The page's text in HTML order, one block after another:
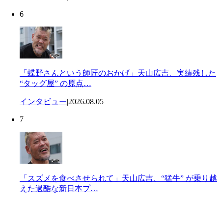
6
「蝶野さんという師匠のおかげ」天山広吉、実績残した
“タッグ屋” の原点…
インタビュー|2026.08.05
7
「スズメを食べさせられて」天山広吉、“猛牛” が乗り越
えた過酷な新日本プ…